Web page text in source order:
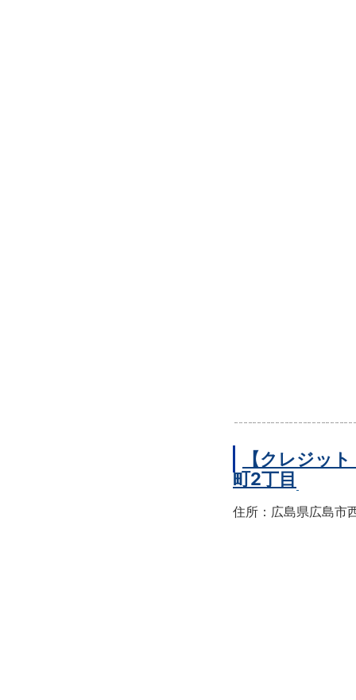
【クレジッ
町2丁目
住所：広島県広島市